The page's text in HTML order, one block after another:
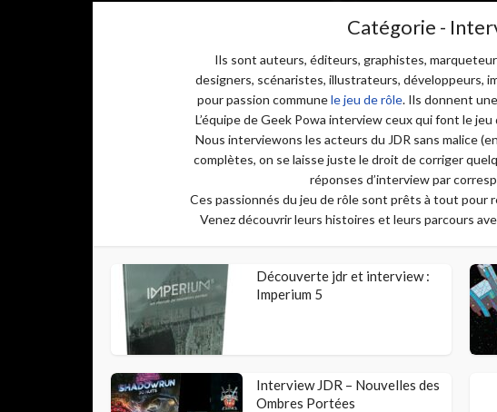
Catégorie -
Ils sont auteurs, éditeurs, graphistes,
designers, scénaristes, illustrateurs, développeurs,
pour passion communele jeu de rôle. Ils donnent
L’équipe de Geek Powa interview ceux qui font le
Nous interviewons les acteurs du JDR sans malice
complètes, on se laisse juste le droit de corriger
réponses d’interview par
Ces passionnés du jeu de rôle sont prêts à tout pour
Venez découvrir leurs histoires et leurs parcours
Découverte jdr et interview :
Imperium 5
Interview JDR – Nouvelles des
Ombres Portées